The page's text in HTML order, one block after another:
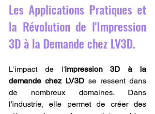
Les Applications Pratiques et
la Révolution de l'Impression
3D à la Demande chez LV3D.
L'impact de l'impression 3D à la
demande chez LV3D se ressent dans
de nombreux domaines. Dans
l'industrie, elle permet de créer des